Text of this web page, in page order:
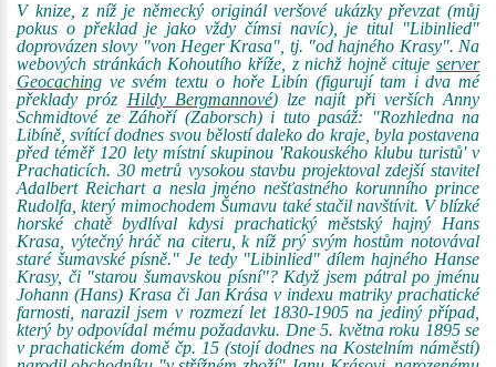
V knize, z níž je německý originál veršové ukázky převzat (můj
pokus o překlad je jako vždy čímsi navíc), je titul "Libinlied"
doprovázen slovy "von Heger Krasa", tj. "od hajného Krasy". Na
webových stránkách Kohoutího kříže, z nichž hojně cituje server
Geocaching ve svém textu o hoře Libín (figurují tam i dva mé
překlady próz Hildy Bergmannové) lze najít při verších Anny
Schmidtové ze Záhoří (Zaborsch) i tuto pasáž: "Rozhledna na
Libíně, svítící dodnes svou bělostí daleko do kraje, byla postavena
před téměř 120 lety místní skupinou 'Rakouského klubu turistů' v
Prachaticích. 30 metrů vysokou stavbu projektoval zdejší stavitel
Adalbert Reichart a nesla jméno nešťastného korunního prince
Rudolfa, který mimochodem Šumavu také stačil navštívit. V blízké
horské chatě bydlíval kdysi prachatický městský hajný Hans
Krasa, výtečný hráč na citeru, k níž prý svým hostům notovával
staré šumavské písně." Je tedy "Libinlied" dílem hajného Hanse
Krasy, či "starou šumavskou písní"? Když jsem pátral po jménu
Johann (Hans) Krasa či Jan Krása v indexu matriky prachatické
farnosti, narazil jsem v rozmezí let 1830-1905 na jediný případ,
který by odpovídal mému požadavku. Dne 5. května roku 1895 se
v prachatickém domě čp. 15 (stojí dodnes na Kostelním náměstí)